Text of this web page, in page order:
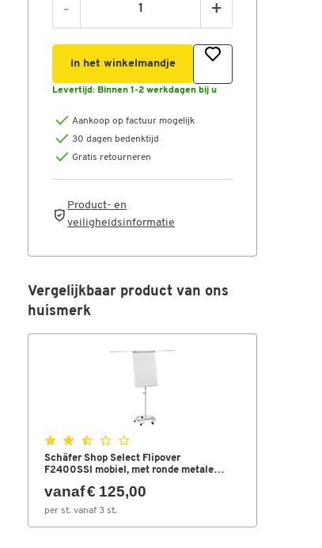
- +
In het winkelmandje
Levertijd: Binnen 1-2 werkdagen bij u
Aankoop op factuur mogelijk
30 dagen bedenktijd
Gratis retourneren
Product- en
veiligheidsinformatie
Vergelijkbaar product van ons
huismerk
Schäfer Shop Select Flipover
F2400SSI mobiel, met ronde metalen
zijarmen
vanaf € 125,00
per st. vanaf 3 st.